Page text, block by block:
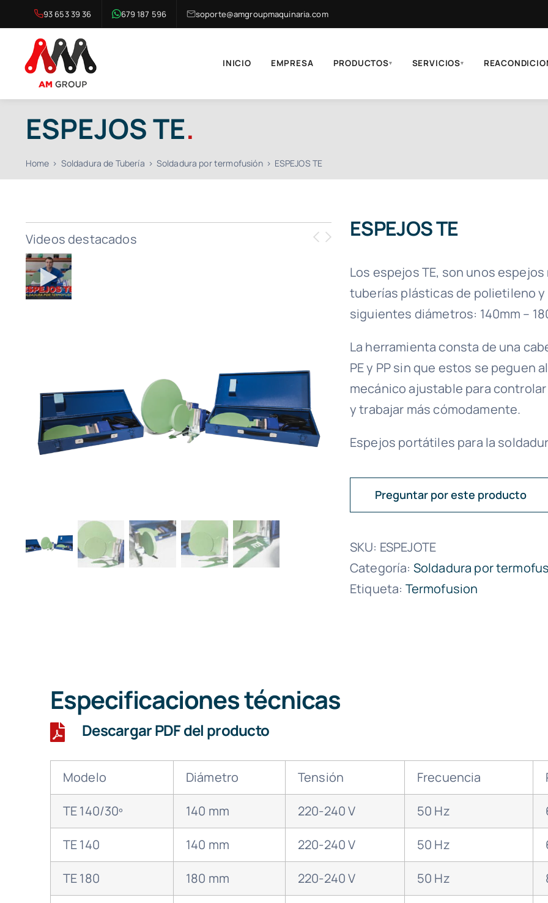
al
contenido
93 653 39 36 679 187 596 soporte@amgroupmaquinaria.com
INICIO EMPRESA PRODUCTOS▾ SERVICIOS▾
ESPEJOS TE.
Home Soldadura de Tubería Soldadura por termofusión ESPEJOS TE
Videos destacados ESPEJOS TE
Los espejos TE, son unos
tuberías plásticas de polietileno
siguientes diámetros: 140mm –
La herramienta consta de una
PE y PP sin que estos se peguen
mecánico ajustable para
y trabajar más cómodamente.
Espejos portátiles para la
Preguntar por este producto
SKU: ESPEJOTE
Categoría: Soldadura por
Etiqueta: Termofusion
Especificaciones técnicas
Descargar PDF del producto
Modelo Diámetro Tensión Frecuencia
TE 140/30º 140 mm 220-240 V 50 Hz
TE 140 140 mm 220-240 V 50 Hz
TE 180 180 mm 220-240 V 50 Hz